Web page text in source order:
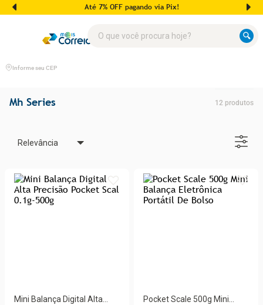
Até 7% OFF pagando via Pix!
Informe seu CEP
Mh Series 12 produtos
Relevância
Mini Balança Digital Alta
Pocket Scale 500g Mini